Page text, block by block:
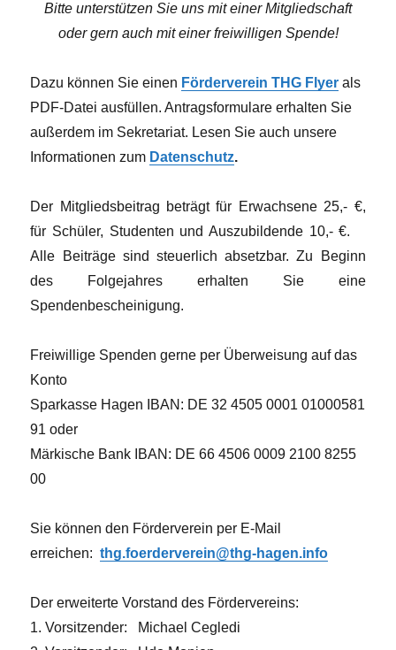
Bitte unterstützen Sie uns mit einer Mitgliedschaft
oder gern auch mit einer freiwilligen Spende!
Dazu können Sie einen Förderverein THG Flyer als
PDF-Datei ausfüllen. Antragsformulare erhalten Sie
außerdem im Sekretariat. Lesen Sie auch unsere
Informationen zum Datenschutz.
Der Mitgliedsbeitrag beträgt für Erwachsene 25,- €,
für Schüler, Studenten und Auszubildende 10,- €.
Alle Beiträge sind steuerlich absetzbar. Zu Beginn
des Folgejahres erhalten Sie eine
Spendenbescheinigung.
Freiwillige Spenden gerne per Überweisung auf das
Konto
Sparkasse Hagen IBAN: DE 32 4505 0001 01000581
91 oder
Märkische Bank IBAN: DE 66 4506 0009 2100 8255
00
Sie können den Förderverein per E-Mail
erreichen:thg.foerderverein@thg-hagen.info
Der erweiterte Vorstand des Fördervereins:
1. Vorsitzender: Michael Cegledi